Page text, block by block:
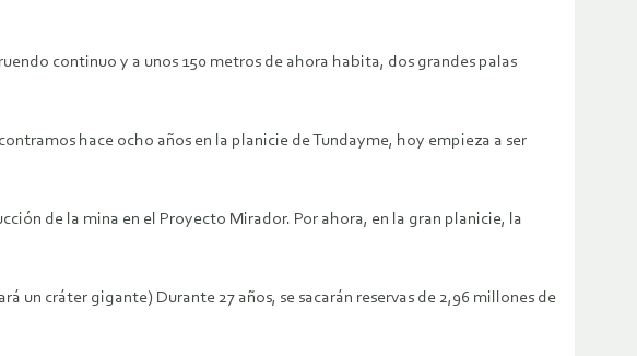
continuo y a unos 150 metros de ahora habita, dos grandes palas
hace ocho años en la planicie de Tundayme, hoy empieza a ser
de la mina en el Proyecto Mirador. Por ahora, en la gran planicie, la
un cráter gigante) Durante 27 años, se sacarán reservas de 2,96 millones de